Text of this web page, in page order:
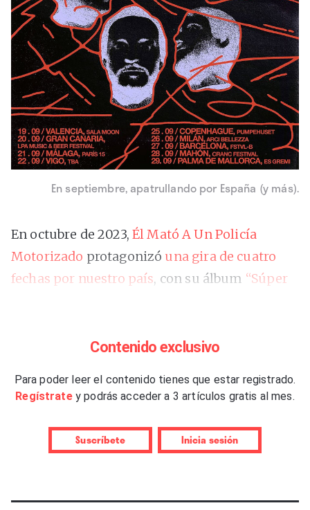
En septiembre, apatrullando por España (y más).
En octubre de 2023, Él Mató A Un Policía
Motorizado protagonizó una gira de cuatro
fechas por nuestro país, con su álbum “Súper
españoles. La mecha de dicho trabajo no
quinteto platense va a regresar a España el
De hecho, la gira planteada por Santiago
Contenido exclusivo
Para poder leer el contenido tienes que estar registrado.
Regístrate y podrás acceder a 3 artículos gratis al mes.
Suscríbete Inicia sesión